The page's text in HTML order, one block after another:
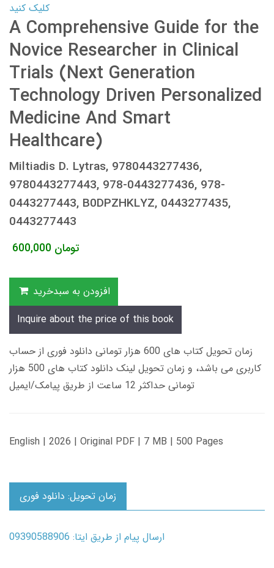
کلیک کنید
A Comprehensive Guide for the
Novice Researcher in Clinical
Trials (Next Generation
Technology Driven Personalized
Medicine And Smart
Healthcare)
Miltiadis D. Lytras, 9780443277436,
9780443277443, 978-0443277436, 978-
0443277443, B0DPZHKLYZ, 0443277435,
0443277443
600,000 تومان
افزودن به سبدخرید
Inquire about the price of this book
زمان تحویل کتاب های 600 هزار تومانی دانلود فوری از حساب
کاربری می باشد، و زمان تحویل لینک دانلود کتاب های 500 هزار
تومانی حداکثر 12 ساعت از طریق پیامک/ایمیل
English | 2026 | Original PDF | 7 MB | 500 Pages
زمان تحویل: دانلود فوری
ارسال پیام از طریق ایتا: 09390588906